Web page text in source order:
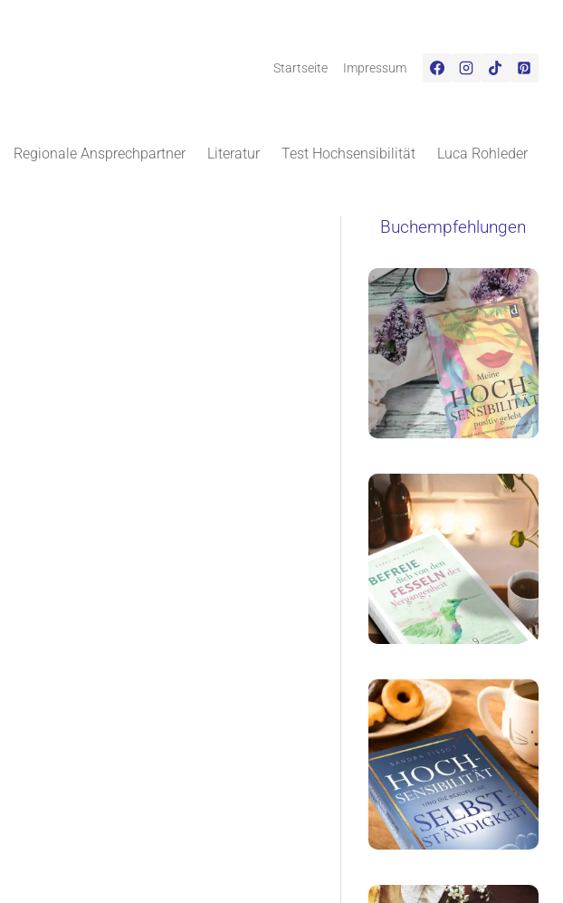
Startseite Impressum
Regionale Ansprechpartner Literatur Test Hochsensibilität Luca Rohleder
Buchempfehlungen